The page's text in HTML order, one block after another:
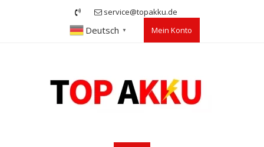
service@topakku.de
Deutsch ▼ Mein Konto